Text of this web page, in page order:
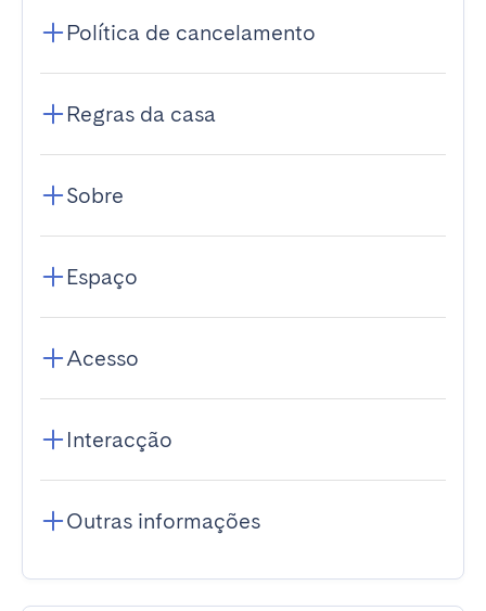
Política de cancelamento
Regras da casa
Sobre
Espaço
Acesso
Interacção
Outras informações